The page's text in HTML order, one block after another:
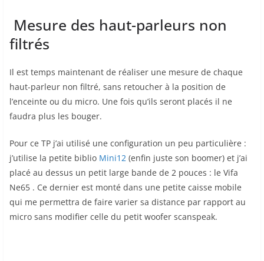
Mesure des haut-parleurs non
filtrés
Il est temps maintenant de réaliser une mesure de chaque
haut-parleur non filtré, sans retoucher à la position de
l’enceinte ou du micro. Une fois qu’ils seront placés il ne
faudra plus les bouger.
Pour ce TP j’ai utilisé une configuration un peu particulière :
j’utilise la petite biblio Mini12 (enfin juste son boomer) et j’ai
placé au dessus un petit large bande de 2 pouces : le Vifa
Ne65 . Ce dernier est monté dans une petite caisse mobile
qui me permettra de faire varier sa distance par rapport au
micro sans modifier celle du petit woofer scanspeak.